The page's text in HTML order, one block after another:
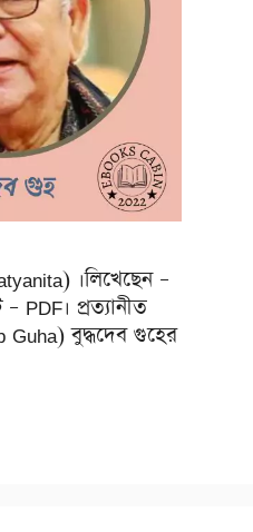
।লিখেছেন –
PDF। প্রত্যানীত
Guha) বুদ্ধদেব গুহের